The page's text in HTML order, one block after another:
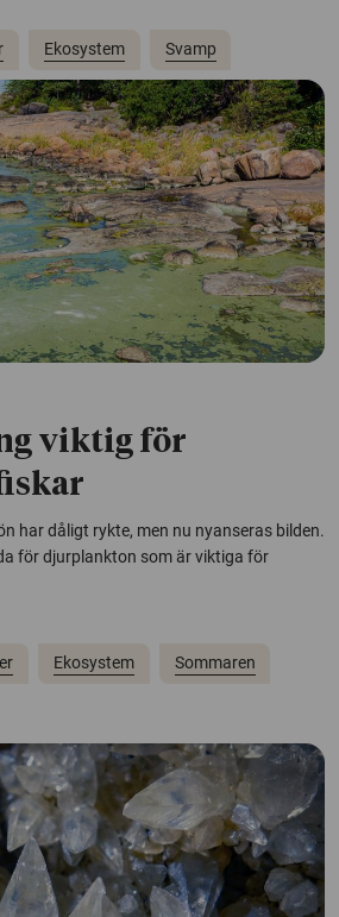
Ekosystem Svamp
viktig för
har dåligt rykte, men nu nyanseras bilden.
för djurplankton som är viktiga för
Ekosystem Sommaren